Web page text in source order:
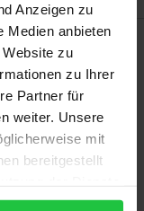
Anzeigen zu
Medien anbieten
zu
zu Ihrer
Partner für
weiter. Unsere
mit
bereitgestellt
the world of
work plays an
and areas of
of
in demand.